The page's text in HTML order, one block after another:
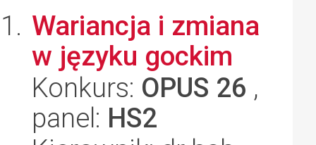
Wariancja i zmiana
w języku gockim
Konkurs: OPUS 26 ,
panel: HS2